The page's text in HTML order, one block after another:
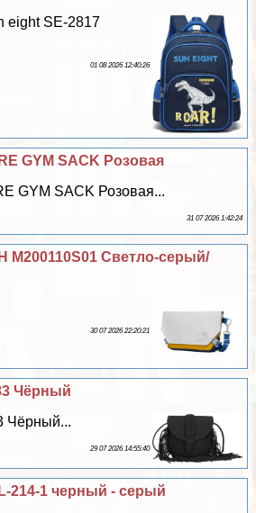
eight SE-2817
01 08 2026 12:40:26
GYM SACK Розовая
GYM SACK Розовая...
31 07 2026 1:42:24
M200110S01 Светло-серый/
30 07 2026 22:20:21
Чёрный
Чёрный...
29 07 2026 14:55:40
214-1 черный - серый